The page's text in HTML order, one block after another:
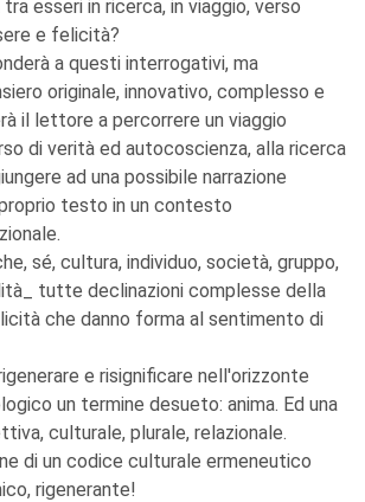
esseri in ricerca, in viaggio, verso
e felicità?
a questi interrogativi, ma
originale, innovativo, complesso e
il lettore a percorrere un viaggio
di verità ed autocoscienza, alla ricerca
ad una possibile narrazione
testo in un contesto
sé, cultura, individuo, società, gruppo,
tutte declinazioni complesse della
che danno forma al sentimento di
e risignificare nell'orizzonte
un termine desueto: anima. Ed una
culturale, plurale, relazionale.
di un codice culturale ermeneutico
rigenerante!